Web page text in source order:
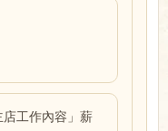
工作內容」薪